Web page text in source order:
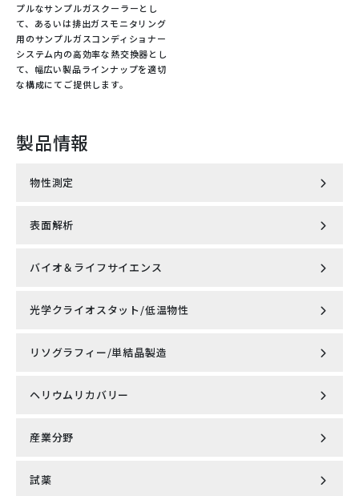
製品情報
物性測定
磁気特性測定システム MPMS®3
無冷媒型PPMS® DynaCool™
小型無冷媒型PPMS® VersaLab™
表面解析
走査型プローブ顕微鏡 AFSEM nano
Lyncee tec社製 4D光学プロファイラーデジタルホログラ
型カンチレバー
バイオ＆ライフサイエンス
Knick社製 cCare pH完全自動洗浄・校正システム
Knick社製 pH/ORP計・導電率計・溶存酸素計
光学クライオスタット/低温物性
超低振動無冷媒オプティカルクライオスタット
超低振動 7ﾃｽﾗ 無冷媒型オプティカルクライオスタット
リソグラフィー/単結晶製造
高出力レーザ加熱型単結晶育成装置（LFZ）
Laser-Based Floating Zone Furnace（LFZ）
ヘリウムリカバリー
NEW 液体ヘリウム再凝縮システム（NMR/マルチシステム
産業分野
optek-Danulat社製 インライン式 プロセス分析計
試薬
GMバキュームカタログ
フィードバック制御技術カタログ
プルなサンプルガスクーラーとし
て、あるいは排出ガスモニタリング
用のサンプルガスコンディショナー
システム内の高効率な熱交換器とし
て、幅広い製品ラインナップを適切
な構成にてご提供します。